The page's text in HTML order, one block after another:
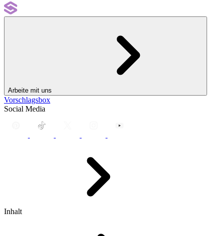
Arbeite mit uns
Vorschlagsbox
Social Media
Inhalt